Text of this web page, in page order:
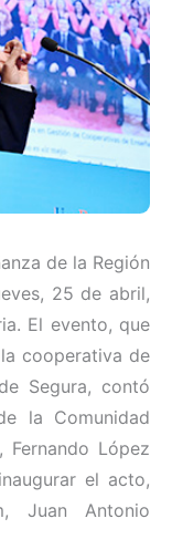
de la Región
25 de abril,
El evento, que
cooperativa de
Segura, contó
la Comunidad
López
el acto,
Juan Antonio